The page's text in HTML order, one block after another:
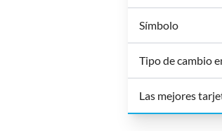
Símbolo
Tipo de cambio
Las mejores